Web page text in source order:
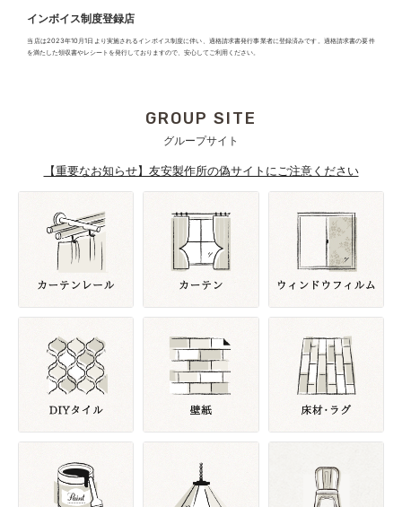
インボイス制度登録店
当店は2023年10月1日より実施されるインボイス制度に伴い、適格請求書発行事業者に登録済みです。適格請求書の要件
を満たした領収書やレシートを発行しておりますので、安心してご利用ください。
GROUP SITE
グループサイト
【重要なお知らせ】友安製作所の偽サイトにご注意ください